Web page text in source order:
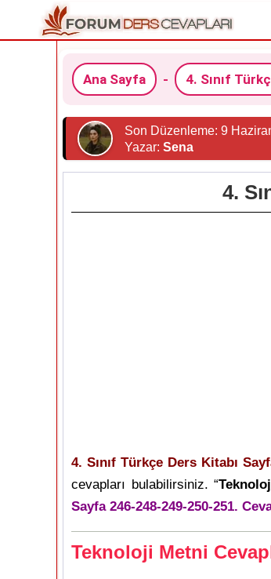
Ana Sayfa - 4. Sınıf
Son Düzenleme: 9
Yazar: Sena
4.
4. Sınıf Türkçe Ders Kitabı
cevapları bulabilirsiniz. “
Sayfa 246-248-249-250-251.
Teknoloji Metni